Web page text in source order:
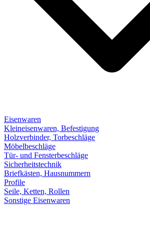
Eisenwaren
Kleineisenwaren, Befestigung
Holzverbinder, Torbeschläge
Möbelbeschläge
Tür- und Fensterbeschläge
Sicherheitstechnik
Briefkästen, Hausnummern
Profile
Seile, Ketten, Rollen
Sonstige Eisenwaren